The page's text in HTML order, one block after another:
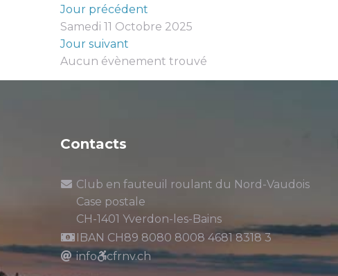
Jour précédent
Samedi 11 Octobre 2025
Jour suivant
Aucun évènement trouvé
Contacts
Club en fauteuil roulant du Nord-Vaudois
Case postale
CH-1401 Yverdon-les-Bains
IBAN CH89 8080 8008 4681 8318 3
info
cfrnv.ch